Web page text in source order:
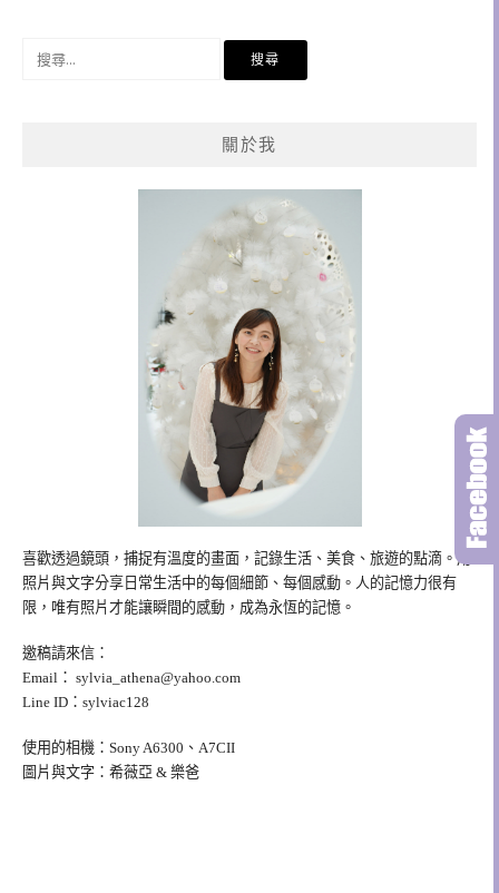
關於我
喜歡透過鏡頭，捕捉有溫度的畫面，記錄生活、美食、旅遊的點滴。用
照片與文字分享日常生活中的每個細節、每個感動。人的記憶力很有
限，唯有照片才能讓瞬間的感動，成為永恆的記憶。
邀稿請來信：
Email： sylvia_athena@yahoo.com
Line ID：sylviac128
使用的相機：Sony A6300、A7CII
圖片與文字：希薇亞 & 樂爸